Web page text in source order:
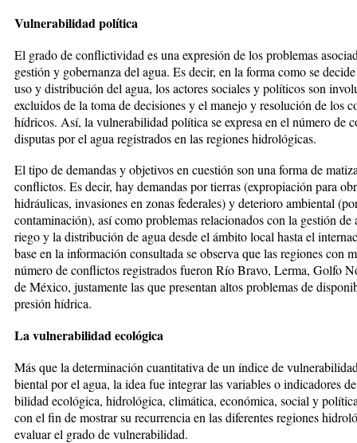
Vulnerabilidad política
El grado de conflictividad es una ex­pre­sión de los problemas
gestión y gobernanza del agua. Es de­cir, en la forma como se
uso y distribución del agua, los acto­res sociales y políticos son
excluidos de la toma de decisiones y el manejo y resolución de los
hídricos. Así, la vulnerabilidad po­lítica se expresa en el número de
disputas por el agua registrados en las regiones hidrológicas.
El tipo de demandas y objetivos en cuestión son una forma de
conflictos. Es decir, hay demandas por tierras (expropiación para
hidráulicas, in­vasiones en zonas federales) y deterio­ro ambiental
contaminación), así como problemas relacionados con la gestión de
riego y la distribución de agua desde el ámbito local has­ta el
base en la in­formación consultada se observa que las regiones con
número de con­flictos re­gis­trados fueron Río Bravo, Lerma, Gol­fo
de México, justamente las que presentan altos problemas de
presión hídrica.
La vulnerabilidad ecológica
Más que la determinación cuantitativa de un índice de
biental por el agua, la idea fue in­te­grar las variables o indicadores
bilidad ecológica, hidrológica, climá­tica, económica, social y
con el fin de mostrar su recu­rrencia en las diferentes regiones
evaluar el grado de vulne­rabilidad.